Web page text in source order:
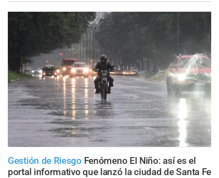
Gestión de Riesgo Fenómeno El Niño: así es el
portal informativo que lanzó la ciudad de Santa Fe